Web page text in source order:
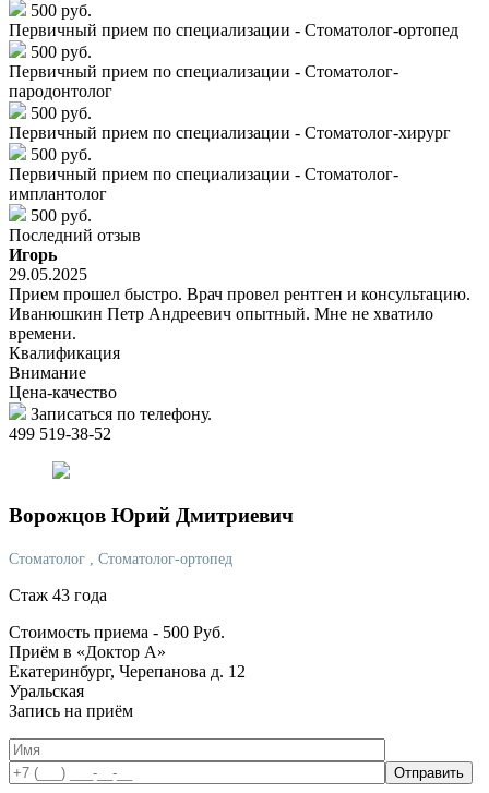
500 руб.
Первичный прием по специализации - Стоматолог-ортопед
500 руб.
Первичный прием по специализации - Стоматолог-
пародонтолог
500 руб.
Первичный прием по специализации - Стоматолог-хирург
500 руб.
Первичный прием по специализации - Стоматолог-
имплантолог
500 руб.
Последний отзыв
Игорь
29.05.2025
Прием прошел быстро. Врач провел рентген и консультацию.
Иванюшкин Петр Андреевич опытный. Мне не хватило
времени.
Квалификация
Внимание
Цена-качество
Записаться по телефону.
499 519-38-52
Ворожцов Юрий Дмитриевич
Стоматолог , Стоматолог-ортопед
Стаж 43 года
Стоимость приема - 500 Руб.
Приём в «Доктор А»
Екатеринбург, Черепанова д. 12
Уральская
Запись на приём